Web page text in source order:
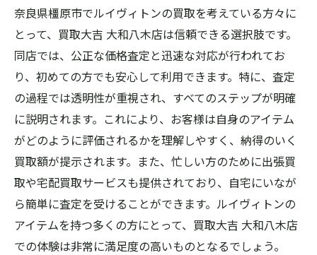
専門スタッフが教えるルイヴィトン買取の
コツ
スタッフの知識が高額査定に繋がる理由
経験豊富なスタッフによるルイヴィトンの
真価
専門知識が高評価の理由とは
橿原市でルイヴィトン買取出張や宅配サービス
が便利
忙しい方に嬉しい出張買取サービス
宅配買取サービスの魅力と利用方法
ルイヴィトン買取の出張サービスってどう
奈良県橿原市でルイヴィトンの買取を考えている方々に
とって、買取大吉 大和八木店は信頼できる選択肢です。
同店では、公正な価格査定と迅速な対応が行われてお
り、初めての方でも安心して利用できます。特に、査定
の過程では透明性が重視され、すべてのステップが明確
に説明されます。これにより、お客様は自身のアイテム
がどのように評価されるかを理解しやすく、納得のいく
買取額が提示されます。また、忙しい方のために出張買
取や宅配買取サービスも提供されており、自宅にいなが
ら簡単に査定を受けることができます。ルイヴィトンの
アイテムを持つ多くの方にとって、買取大吉 大和八木店
での体験は非常に満足度の高いものとなるでしょう。